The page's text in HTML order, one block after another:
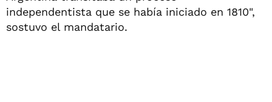
independentista que se había iniciado en 1810",
sostuvo el mandatario.